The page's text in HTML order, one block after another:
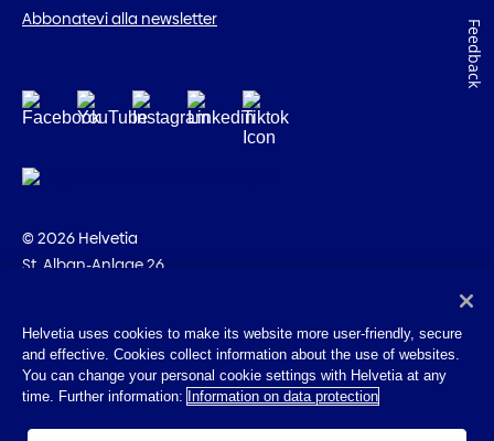
Abbonatevi alla newsletter
© 2026 Helvetia
St. Alban-Anlage 26
Impressum
Disposizioni giuridiche
Helvetia uses cookies to make its website more user-friendly, secure
and effective. Cookies collect information about the use of websites.
You can change your personal cookie settings with Helvetia at any
time. Further information: Information on data protection
Feedback